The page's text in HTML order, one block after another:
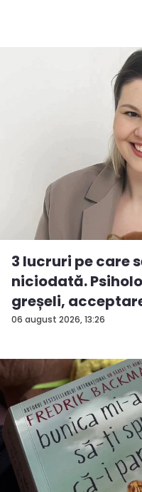
06 august 2026, 13:26
3 lucruri pe care
niciodată.
greșeli,